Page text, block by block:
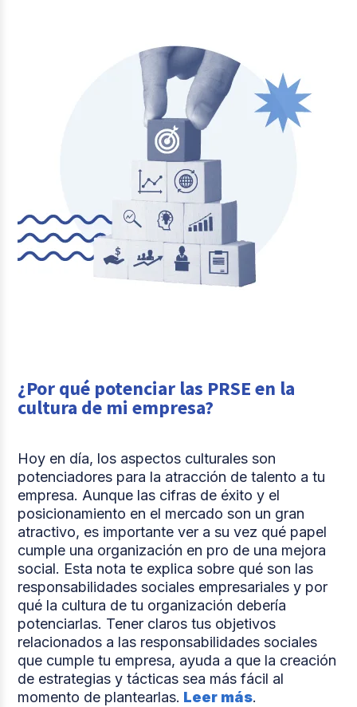
¿Por qué potenciar las PRSE en la
cultura de mi empresa?
Hoy en día, los aspectos culturales son
potenciadores para la atracción de talento a tu
empresa. Aunque las cifras de éxito y el
posicionamiento en el mercado son un gran
atractivo, es importante ver a su vez qué papel
cumple una organización en pro de una mejora
social. Esta nota te explica sobre qué son las
responsabilidades sociales empresariales y por
qué la cultura de tu organización debería
potenciarlas. Tener claros tus objetivos
relacionados a las responsabilidades sociales
que cumple tu empresa, ayuda a que la creación
de estrategias y tácticas sea más fácil al
momento de plantearlas. Leer más.